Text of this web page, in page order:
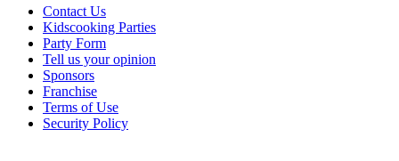
Contact Us
Kidscooking Parties
Party Form
Tell us your opinion
Sponsors
Franchise
Terms of Use
Security Policy